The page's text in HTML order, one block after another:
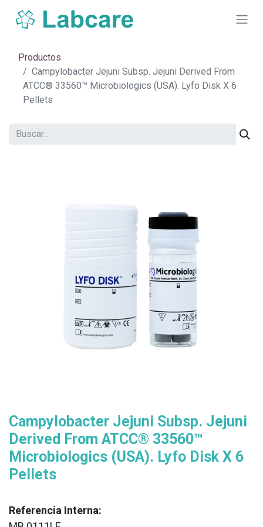
Productos
Campylobacter Jejuni Subsp. Jejuni Derived From
ATCC® 33560™ Microbiologics (USA). Lyfo Disk X 6
Pellets
Campylobacter Jejuni Subsp. Jejuni
Derived From ATCC® 33560™
Microbiologics (USA). Lyfo Disk X 6
Pellets
Referencia Interna: